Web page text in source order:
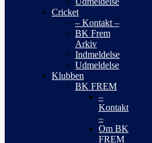
Cricket
– Kontakt –
BK Frem
Arkiv
Indmeldelse
Udmeldelse
Klubben
BK FREM
–
Kontakt
–
Om BK
FREM